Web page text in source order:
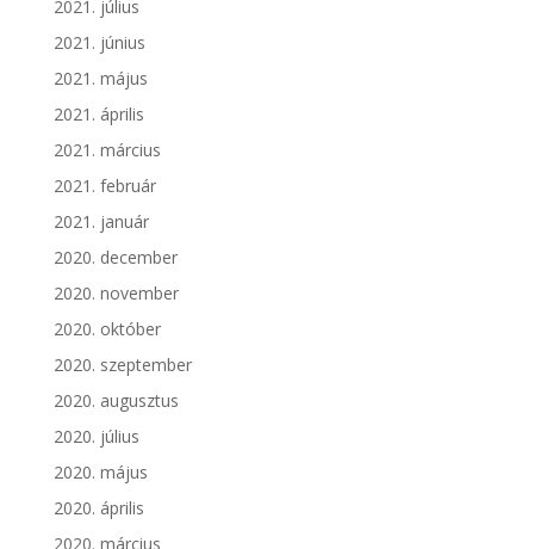
2021. július
2021. június
2021. május
2021. április
2021. március
2021. február
2021. január
2020. december
2020. november
2020. október
2020. szeptember
2020. augusztus
2020. július
2020. május
2020. április
2020. március